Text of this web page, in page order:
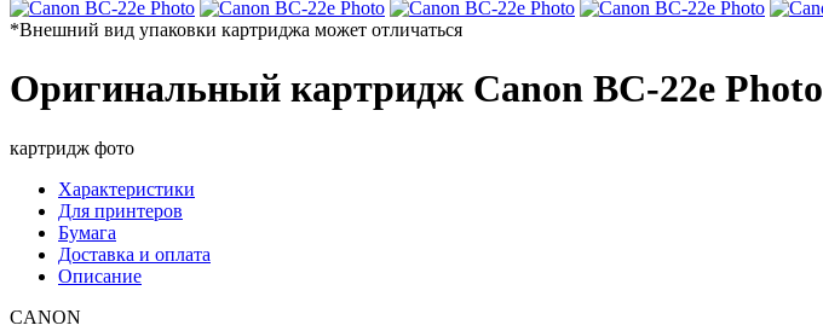
*Внешний вид упаковки картриджа может отличаться
Оригинальный картридж Canon BC-22e Photo
картридж фото
Характеристики
Для принтеров
Бумага
Доставка и оплата
Описание
CANON